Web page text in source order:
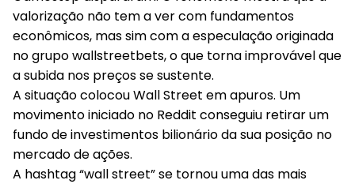
valorização não tem a ver com fundamentos
econômicos, mas sim com a especulação originada
no grupo wallstreetbets, o que torna improvável que
a subida nos preços se sustente.
A situação colocou Wall Street em apuros. Um
movimento iniciado no Reddit conseguiu retirar um
fundo de investimentos bilionário da sua posição no
mercado de ações.
A hashtag “wall street” se tornou uma das mais